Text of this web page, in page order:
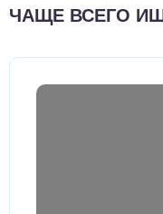
ЧАЩЕ ВСЕГО